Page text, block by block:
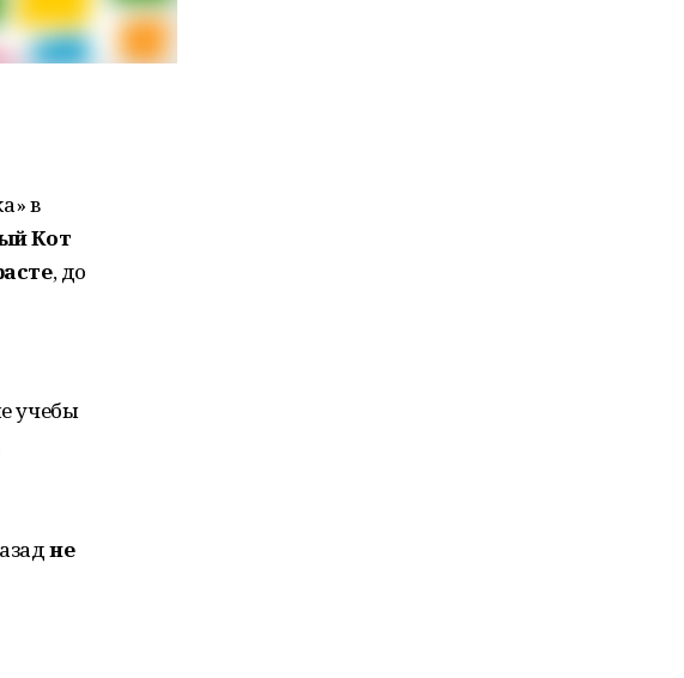
в
Кот
, до
учебы
не